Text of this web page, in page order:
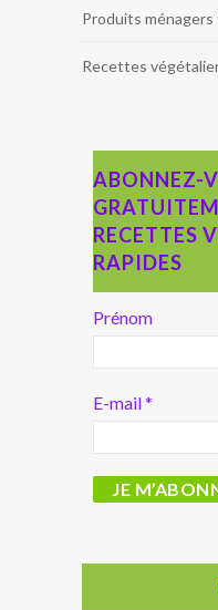
Produits ménagers
Recettes
ABONNEZ-
RECETTES
RAPIDES
Prénom
E-mail*